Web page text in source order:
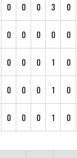
0 0 0 3 0
0 0 0 0 0
0 0 0 1 0
0 0 0 1 0
0 0 0 1 0